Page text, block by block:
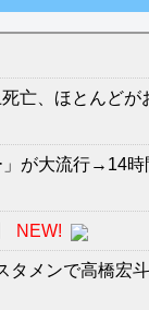
亡、ほとんど
が大流行→14
NEW!
タメンで高橋宏